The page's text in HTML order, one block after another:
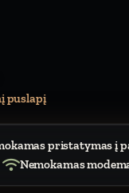
puslapį
pristatymas į
Nemokamas